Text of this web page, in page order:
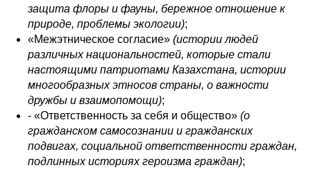
защита флоры и фауны, бережное отношение к
природе, проблемы экологии);
«Межэтническое согласие» (истории людей
различных национальностей, которые стали
настоящими патриотами Казахстана, истории
многообразных этносов страны, о важности
дружбы и взаимопомощи);
- «Ответственность за себя и общество» (о
гражданском самосознании и гражданских
подвигах, социальной ответственности граждан,
подлинных историях героизма граждан);